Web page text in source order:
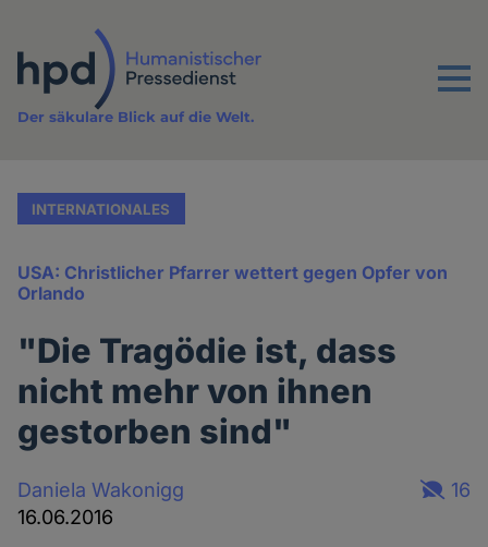
Inhalt
Menu
Der säkulare Blick auf die Welt.
INTERNATIONALES
USA: Christlicher Pfarrer wettert gegen Opfer von
Orlando
"Die Tragödie ist, dass
nicht mehr von ihnen
gestorben sind"
Daniela Wakonigg
16.06.2016
16